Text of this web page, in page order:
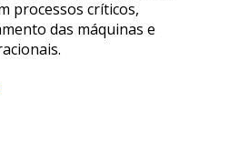
processos críticos,
das máquinas e